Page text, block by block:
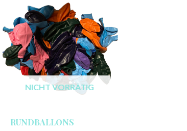
NICHT VORRÄTIG
RUNDBALLONS